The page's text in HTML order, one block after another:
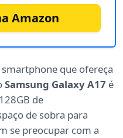
Amazon
que ofereça
Samsung Galaxy A17 é
de
de sobra para
se preocupar com a